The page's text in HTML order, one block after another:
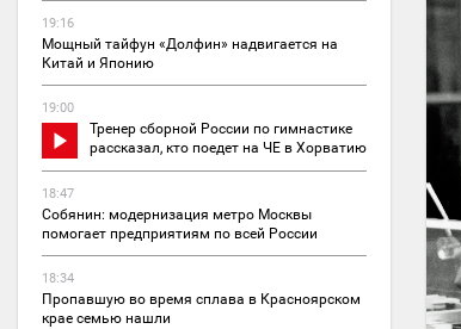
19:16
Мощный тайфун «Долфин» надвигается на
Китай и Японию
19:00
Тренер сборной России по гимнастике
рассказал, кто поедет на ЧЕ в Хорватию
18:47
Собянин: модернизация метро Москвы
помогает предприятиям по всей России
18:34
Пропавшую во время сплава в Красноярском
крае семью нашли